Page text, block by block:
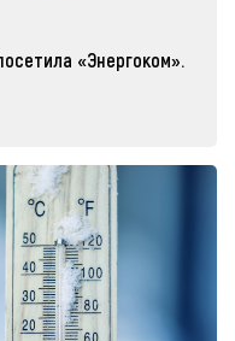
«Энергоком».